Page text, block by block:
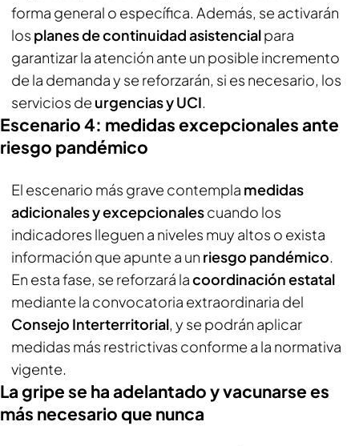
forma general o específica. Además, se activarán
los planes de continuidad asistencialpara
garantizar la atención ante un posible incremento
de la demanda y se reforzarán, si es necesario, los
servicios de urgencias y UCI.
Escenario 4: medidas excepcionales ante
riesgo pandémico
El escenario más grave contempla medidas
adicionales y excepcionalescuando los
indicadores lleguen a niveles muy altos o exista
información que apunte a un riesgo pandémico.
En esta fase, se reforzará lacoordinación estatal
mediante la convocatoria extraordinaria del
Consejo Interterritorial, y se podrán aplicar
medidas más restrictivas conforme a la normativa
vigente.
La gripe se ha adelantado y vacunarse es
más necesario que nunca